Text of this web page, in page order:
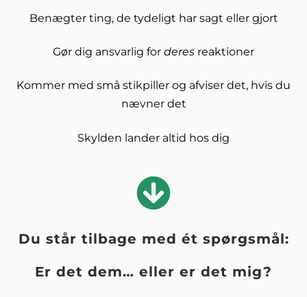
Benægter ting, de tydeligt har sagt eller gjort
Gør dig ansvarlig for deres reaktioner
Kommer med små stikpiller og afviser det, hvis du
nævner det
Skylden lander altid hos dig
Du står tilbage med ét spørgsmål:
Er det dem… eller er det mig?